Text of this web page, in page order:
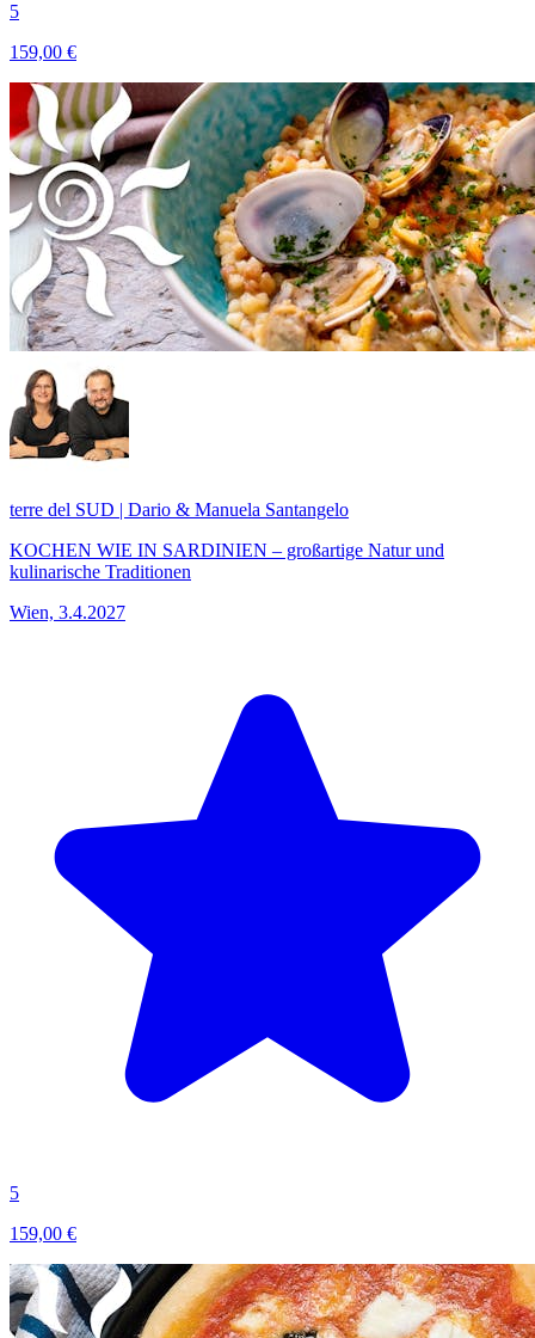
5
159,00 €
terre del SUD | Dario & Manuela Santangelo
KOCHEN WIE IN SARDINIEN – großartige Natur und
kulinarische Traditionen
Wien, 3.4.2027
5
159,00 €